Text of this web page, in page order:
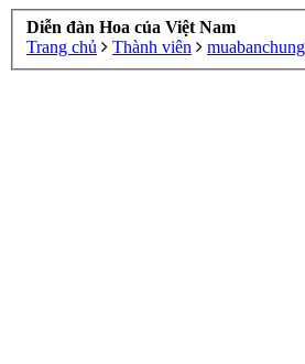
Diễn đàn Hoa của Việt Nam
Trang chủ
Thành viên